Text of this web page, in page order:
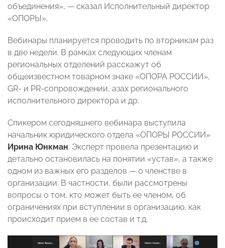
объединения», — сказал Исполнительный директор
«ОПОРЫ».
Вебинары планируется проводить по вторникам раз
в две недели. В рамках следующих членам
региональных отделений расскажут об
общеизвестном товарном знаке «ОПОРА РОССИИ»,
GR- и PR-сопровождении, азах регионального
исполнительного директора и др.
Спикером сегодняшнего вебинара выступила
начальник юридического отдела «ОПОРЫ РОССИИ»
Ирина Юнкман. Эксперт провела презентацию и
детально остановилась на понятии «устав», а также
одном из важных его разделов — о членстве в
организации. В частности, были рассмотрены
вопросы о том, кто может быть ее членом, об
ограничениях при вступлении в организацию, как
происходит прием в ее состав и т.д.